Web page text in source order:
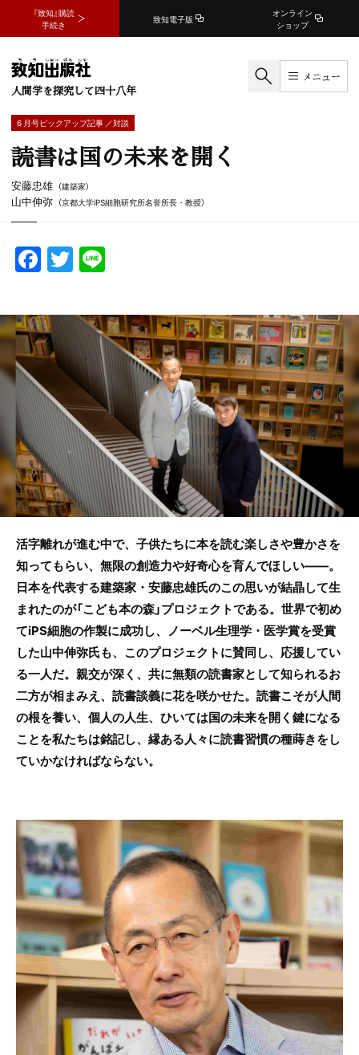
『致知』購読
手続き
致知電子版
オンライン
ショップ
人間学を探究して四十八年
メニュー
6 月号ピックアップ記事 ／対談
読書は国の未来を開く
安藤忠雄 （建築家）
山中伸弥 （京都大学iPS細胞研究所名誉所長・教授）
F
a
c
e
b
o
o
k
T
w
itt
er
e
活字離れが進む中で、子供たちに本を読む楽しさや豊かさを
知ってもらい、無限の創造力や好奇心を育んでほしい――。
日本を代表する建築家・安藤忠雄氏のこの思いが結晶して生
まれたのが「こども本の森」プロジェクトである。世界で初め
てiPS細胞の作製に成功し、ノーベル生理学・医学賞を受賞
した山中伸弥氏も、このプロジェクトに賛同し、応援してい
る一人だ。親交が深く、共に無類の読書家として知られるお
二方が相まみえ、読書談義に花を咲かせた。読書こそが人間
の根を養い、個人の人生、ひいては国の未来を開く鍵になる
ことを私たちは銘記し、縁ある人々に読書習慣の種蒔きをし
ていかなければならない。